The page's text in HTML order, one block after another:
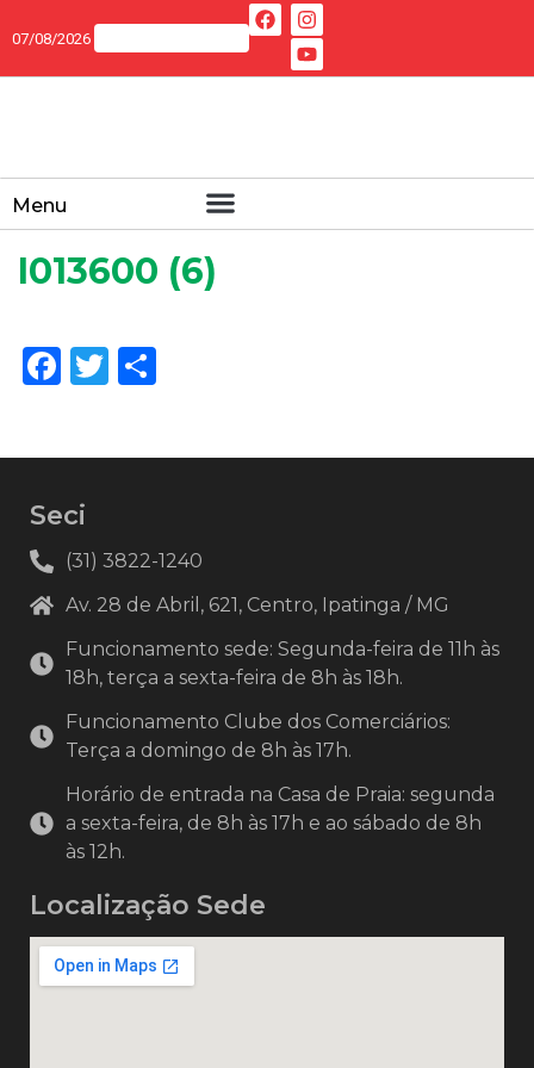
07/08/2026
Menu
I013600 (6)
Facebook
Twitter
Seci
(31) 3822-1240
Av. 28 de Abril, 621, Centro, Ipatinga / MG
Funcionamento sede: Segunda-feira de 11h às
18h, terça a sexta-feira de 8h às 18h.
Funcionamento Clube dos Comerciários:
Terça a domingo de 8h às 17h.
Horário de entrada na Casa de Praia: segunda
a sexta-feira, de 8h às 17h e ao sábado de 8h
às 12h.
Localização Sede